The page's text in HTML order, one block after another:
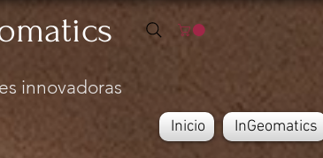
innovadoras
Inicio InGeomatics